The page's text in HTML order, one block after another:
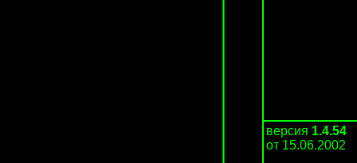
версия 1.4.54
от 15.06.2002